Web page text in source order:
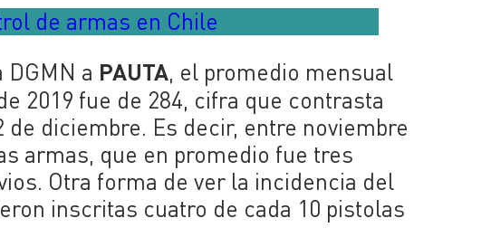
de armas en Chile
a PAUTA, el promedio mensual
2019 fue de 284, cifra que contrasta
diciembre. Es decir, entre noviembre
armas, que en promedio fue tres
Otra forma de ver la incidencia del
inscritas cuatro de cada 10 pistolas